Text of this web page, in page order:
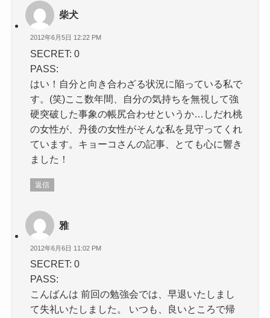
柴犬
2012年6月5日 12:22 PM
SECRET: 0
PASS:
はい！自分と向き合わざる状況に陥っている私で
す。(笑)ここ数年間、自分の気持ちを無視して強
硬突破した事象の帳尻合わせというか…しだれ桃
の女性が、丹後の女性がそんな私を見守ってくれ
ています。キョーコさんの記事、とても心に響き
ました！
返信
雅
2012年6月6日 11:02 PM
SECRET: 0
PASS:
こんばんは 前回の勉強会では、早退いたしまし
て失礼いたしました。 いつも、良いところで帰